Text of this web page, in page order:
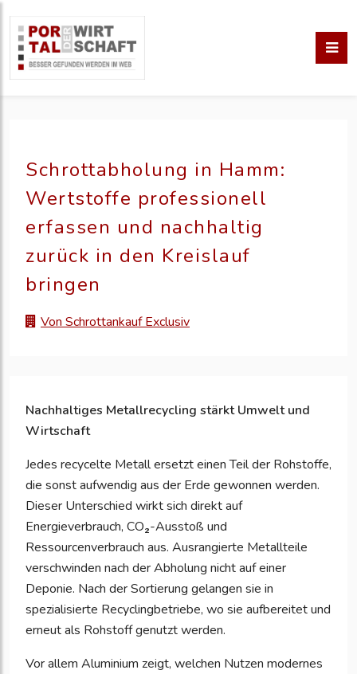
Schrottabholung in Hamm:
Wertstoffe professionell
erfassen und nachhaltig
zurück in den Kreislauf
bringen
Von Schrottankauf Exclusiv
Nachhaltiges Metallrecycling stärkt Umwelt und
Wirtschaft
Jedes recycelte Metall ersetzt einen Teil der Rohstoffe,
die sonst aufwendig aus der Erde gewonnen werden.
Dieser Unterschied wirkt sich direkt auf
Energieverbrauch, CO₂-Ausstoß und
Ressourcenverbrauch aus. Ausrangierte Metallteile
verschwinden nach der Abholung nicht auf einer
Deponie. Nach der Sortierung gelangen sie in
spezialisierte Recyclingbetriebe, wo sie aufbereitet und
erneut als Rohstoff genutzt werden.
Vor allem Aluminium zeigt, welchen Nutzen modernes